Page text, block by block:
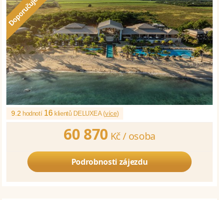
9.2 hodnotí 16klientů DELUXEA (více)
60 870 Kč / osoba
Podrobnosti zájezdu